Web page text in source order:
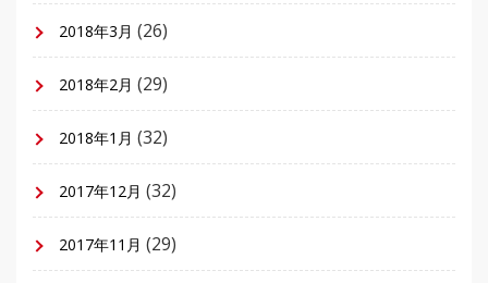
2018年3月 (26)
2018年2月 (29)
2018年1月 (32)
2017年12月 (32)
2017年11月 (29)